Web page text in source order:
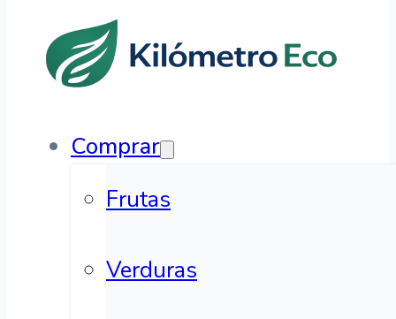
Comprar
Frutas
Verduras